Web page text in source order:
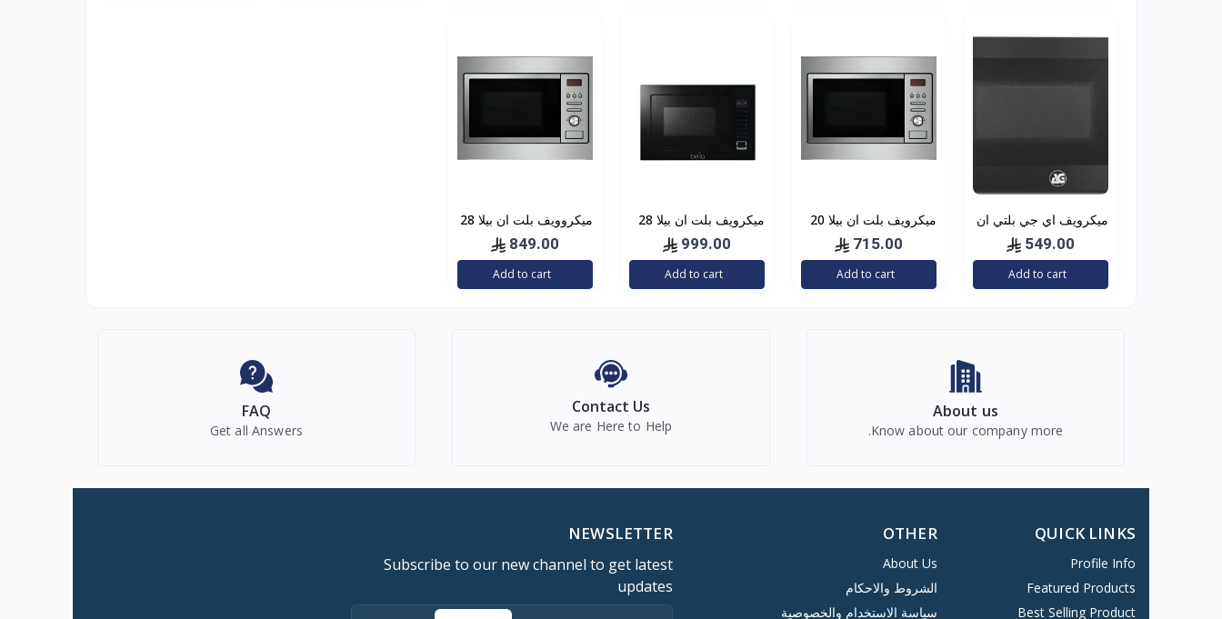
طاقة الميكرويف 800
واط - KP20MW-BK
ميكرويف اي جي بلتي ان
549.00
Add to cart
ميكرويف بلت ان بيلا 20
لتر – 8 برامج – فضي
B20MGX
715.00
Add to cart
ميكرويف بلت ان بيلا 28
لتر – 8 برامج – اسود
B28MGX-BL
999.00
Add to cart
ميكروويف بلت ان بيلا 28
لتر– 8 برامج – فضي
B28MGX
849.00
Add to cart
About us
Know about our company more.
Contact Us
We are Here to Help
FAQ
Get all Answers
QUICK LINKS
Profile Info
Featured Products
Best Selling Product
OTHER
About Us
الشروط والاحكام
سياسة الاستخدام والخصوصية
NEWSLETTER
Subscribe to our new channel to get latest
updates